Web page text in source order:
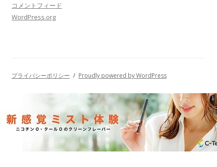
コメントフィード
WordPress.org
プライバシーポリシー Proudly powered by WordPress